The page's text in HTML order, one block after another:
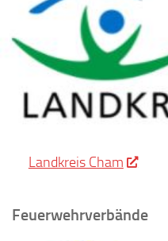
Landkreis Cham
Feuerwehrverbände